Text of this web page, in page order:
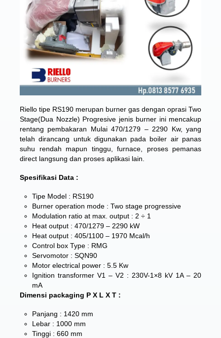
Riello tipe RS190 merupan burner gas dengan oprasi Two
Stage(Dua Nozzle) Progresive jenis burner ini ​​mencakup
rentang pembakaran Mulai 470/1279 – 2290 Kw, yang
telah dirancang untuk digunakan pada boiler air panas
suhu rendah mapun tinggu, furnace, proses pemanas
direct langsung dan proses aplikasi lain.
Spesifikasi Data :
Tipe Model : RS190
Burner operation mode : Two stage progressive
Modulation ratio at max. output : 2 ÷ 1
Heat output : 470/1279 – 2290 kW
Heat output : 405/1100 – 1970 Mcal/h
Control box Type : RMG
Servomotor : SQN90
Motor electrical power : 5.5 Kw
Ignition transformer V1 – V2 : 230V-1×8 kV 1A – 20
mA
Dimensi packaging P X L X T :
Panjang : 1420 mm
Lebar : 1000 mm
Tinggi : 660 mm